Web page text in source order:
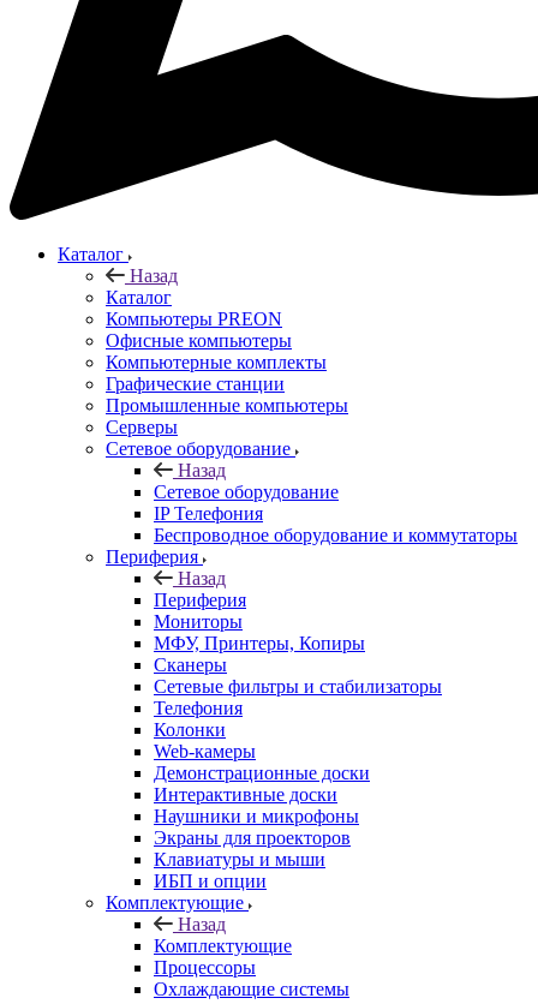
Каталог
Назад
Каталог
Компьютеры PREON
Офисные компьютеры
Компьютерные комплекты
Графические станции
Промышленные компьютеры
Серверы
Сетевое оборудование
Назад
Сетевое оборудование
IP Телефония
Беспроводное оборудование и коммутаторы
Периферия
Назад
Периферия
Мониторы
МФУ, Принтеры, Копиры
Сканеры
Сетевые фильтры и стабилизаторы
Телефония
Колонки
Web-камеры
Демонстрационные доски
Интерактивные доски
Наушники и микрофоны
Экраны для проекторов
Клавиатуры и мыши
ИБП и опции
Комплектующие
Назад
Комплектующие
Процессоры
Охлаждающие системы